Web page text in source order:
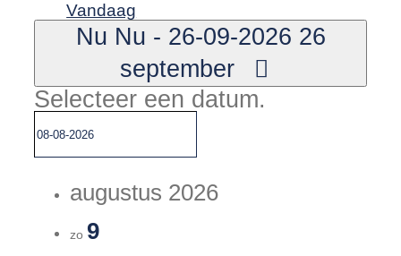
Vandaag
Nu Nu - 26-09-2026 26
september
Selecteer een datum.
augustus 2026
zo 9